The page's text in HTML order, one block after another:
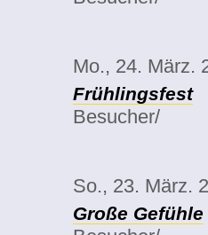
Mo., 24. März.
Frühlingsfest
Besucher/
So., 23. März.
Große Gefühle